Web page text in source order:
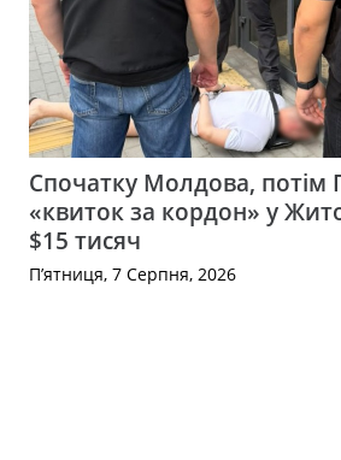
Спочатку Молдова, потім
«квиток за кордон» у
$15 тисяч
П’ятниця, 7 Серпня, 2026